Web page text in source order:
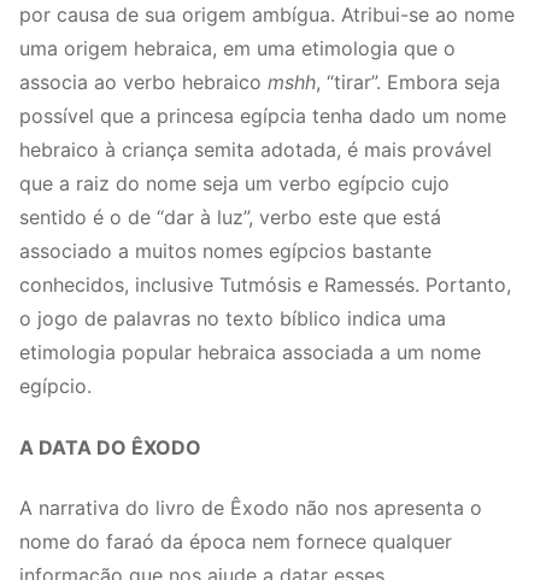
por causa de sua origem ambígua. Atribui-se ao nome
uma origem hebraica, em uma etimologia que o
associa ao verbo hebraico mshh, “tirar”. Embora seja
possível que a princesa egípcia tenha dado um nome
hebraico à criança semita adotada, é mais provável
que a raiz do nome seja um verbo egípcio cujo
sentido é o de “dar à luz”, verbo este que está
associado a muitos nomes egípcios bastante
conhecidos, inclusive Tutmósis e Ramessés. Portanto,
o jogo de palavras no texto bíblico indica uma
etimologia popular hebraica associada a um nome
egípcio.
A DATA DO ÊXODO
A narrativa do livro de Êxodo não nos apresenta o
nome do faraó da época nem fornece qualquer